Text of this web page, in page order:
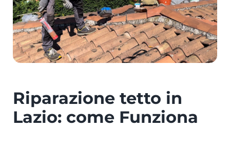
Riparazione tetto in
Lazio: come Funziona